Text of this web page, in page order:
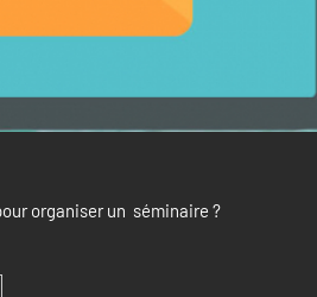
organiser un séminaire ?